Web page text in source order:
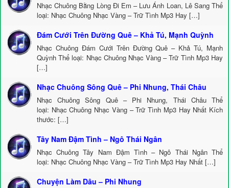
Nhạc Chuông Bằng Lòng Đi Em – Lưu Ánh Loan, Lê Sang Thể
loại: Nhạc Chuông Nhạc Vàng – Trữ Tình Mp3 Hay […]
Đám Cưới Trên Đường Quê – Khả Tú, Mạnh Quỳnh
Nhạc Chuông Đám Cưới Trên Đường Quê – Khả Tú, Mạnh
Quỳnh Thể loại: Nhạc Chuông Nhạc Vàng – Trữ Tình Mp3 Hay
[…]
Nhạc Chuông Sông Quê – Phi Nhung, Thái Châu
Nhạc Chuông Sông Quê – Phi Nhung, Thái Châu Thể
loại: Nhạc Chuông Nhạc Vàng – Trữ Tình Mp3 Hay Nhất Kích
thước: […]
Tây Nam Đậm Tình – Ngô Thái Ngân
Nhạc Chuông Tây Nam Đậm Tình – Ngô Thái Ngân Thể
loại: Nhạc Chuông Nhạc Vàng – Trữ Tình Mp3 Hay Nhất […]
Chuyện Làm Dâu – Phi Nhung